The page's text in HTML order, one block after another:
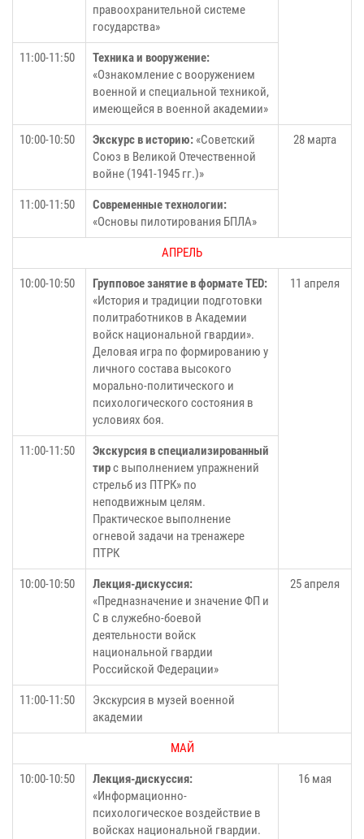
правоохранительной системе
государства»
11:00-11:50
Техника и вооружение:
«Ознакомление с вооружением
военной и специальной техникой,
имеющейся в военной академии»
10:00-10:50 Экскурс в историю: «Советский
Союз в Великой Отечественной
войне (1941-1945 гг.)»
28 марта
11:00-11:50
Современные технологии:
«Основы пилотирования БПЛА»
АПРЕЛЬ
10:00-10:50
Групповое занятие в формате TED:
«История и традиции подготовки
политработников в Академии
войск национальной гвардии».
Деловая игра по формированию у
личного состава высокого
морально-политического и
психологического состояния в
условиях боя.
11 апреля
11:00-11:50
Экскурсия в специализированный
тирс выполнением упражнений
стрельб из ПТРК» по
неподвижным целям.
Практическое выполнение
огневой задачи на тренажере
ПТРК
10:00-10:50
Лекция-дискуссия:
«Предназначение и значение ФП и
С в служебно-боевой
деятельности войск
национальной гвардии
Российской Федерации»
25 апреля
11:00-11:50
Экскурсия в музей военной
академии
МАЙ
10:00-10:50
Лекция-дискуссия:
«Информационно-
психологическое воздействие в
войсках национальной гвардии.
16 мая